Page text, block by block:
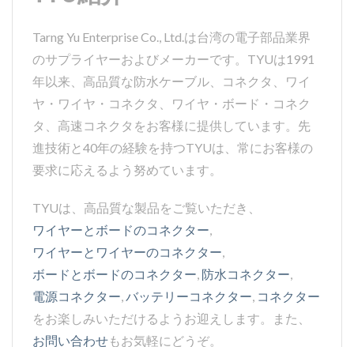
Tarng Yu Enterprise Co., Ltd.は台湾の電子部品業界
のサプライヤーおよびメーカーです。TYUは1991
年以来、高品質な防水ケーブル、コネクタ、ワイ
ヤ・ワイヤ・コネクタ、ワイヤ・ボード・コネク
タ、高速コネクタをお客様に提供しています。先
進技術と40年の経験を持つTYUは、常にお客様の
要求に応えるよう努めています。
TYUは、高品質な製品をご覧いただき、
ワイヤーとボードのコネクター,
ワイヤーとワイヤーのコネクター,
ボードとボードのコネクター, 防水コネクター,
電源コネクター,バッテリーコネクター, コネクター
をお楽しみいただけるようお迎えします。また、
お問い合わせもお気軽にどうぞ。